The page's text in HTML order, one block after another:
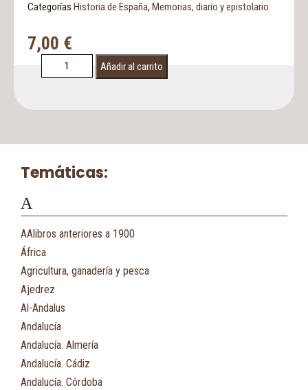
Temáticas:
A
AAlibros anteriores a 1900
África
Agricultura, ganadería y pesca
Ajedrez
Al-Andalus
Andalucía
Andalucía. Almería
Andalucía. Cádiz
Andalucía. Córdoba
Categorías Historia de España, Memorias, diario y epistolario
7,00 €
Añadir al carrito